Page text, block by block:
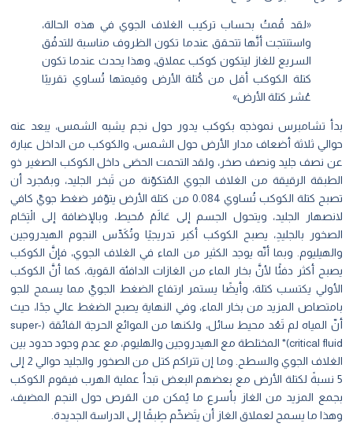
«لقد قُمتُ بحساب تركيب الغلاف الجوي في هذه الحالة،
واستنتجت أنَّها تتحقق عندما تكون الظروف مناسبة للتدفُق
السريع للغاز ليتكون كوكب عملاق، وهذا يحدث عندما تكون
كتلة الكوكب أقل من كُتلة الأرض وقيمتها تُساوي تقريبًا
عُشر كتلة الأرض»
بدأ تشامبرس نموذجه بكوكب يدور حول نجم يشبه الشمس، يبعد عنه
حوالي ثلاثة أضعاف مدار الأرض حول الشمس، والكوكب من الداخل عبارة
عن نصف جليد ونصف صخر، ولقد التحمت الحصَى داخل الكوكب الصغير ذو
الطبقة الرقيقة من الغلاف الجوي المُتكوّنة من تَبخر الجليد، وبمُجرد أن
تصبح كتلة الكوكب تُساوي 0.084 من كتلة الأرض يتوّفر ضغط جويّ كافي
لانصهار الجليد، ويتحول الجسم إلى عَالَمْ مُحيط، وبالإضافة إلى الْتِحَام
الصخور بالجليدِ، يصبح الكوكب أكبر تدريجيًا وتُكَدِّس النجوم الهيدروجين
والهيليوم. وبما أنّه يوجد الكثير من الماء في الغلاف الجوي، فإنَّ الكوكب
يصبح أكثر دفئًا لأنَّ بخار الماء من الغازات الدافئة القوية، كما أنَّ الكوكب
الأولي يكتسب كتلة، وأيضًا يستمر ارتفاع الضغط الجويّ مما يسمح للجو
بامتصاص المزيد من بخار الماء، وفي النهاية يصبح الضغط عالي جدًا، حيث
أنّ المياه لم تَعُد محيط سائل، ولكنها من الموائع الحرجة الفائقة (super-
critical fluid)* المختلطة مع الهيدروجين والهليوم، مع عدم وجود حدود بين
الغلاف الجوي والسطح. وما إن تتراكم كتل من الصخور والجليد حوالي 2 إلى
5 نسبةً لكتلة الأرض مع بعضهم البعض تبدأ عملية الهرب فيقوم الكوكب
بجمع المزيد من الغاز بأسرع ما يُمكن من القرص حول النجم المضيف،
وهذا ما يسمح لعملاق الغاز أن يتَضخّم طِبقًا إلى الدراسة الجديدة.